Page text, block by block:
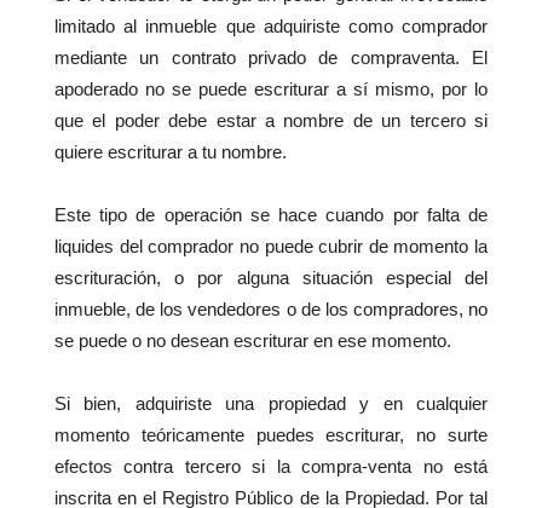
limitado al inmueble que adquiriste como comprador
mediante un contrato privado de compraventa. El
apoderado no se puede escriturar a sí mismo, por lo
que el poder debe estar a nombre de un tercero si
quiere escriturar a tu nombre.
Este tipo de operación se hace cuando por falta de
liquides del comprador no puede cubrir de momento la
escrituración, o por alguna situación especial del
inmueble, de los vendedores o de los compradores, no
se puede o no desean escriturar en ese momento.
Si bien, adquiriste una propiedad y en cualquier
momento teóricamente puedes escriturar, no surte
efectos contra tercero si la compra-venta no está
inscrita en el Registro Público de la Propiedad. Por tal